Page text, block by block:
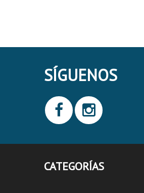
SÍGUENOS
CATEGORÍAS